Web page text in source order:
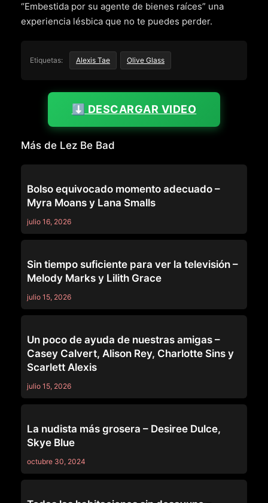
“Embestida por su agente de bienes raíces” una
experiencia lésbica que no te puedes perder.
Etiquetas: Alexis Tae Olive Glass
⬇️ DESCARGAR VIDEO
Más de Lez Be Bad
Bolso equivocado momento adecuado –
Myra Moans y Lana Smalls
julio 16, 2026
Sin tiempo suficiente para ver la televisión –
Melody Marks y Lilith Grace
julio 15, 2026
Un poco de ayuda de nuestras amigas –
Casey Calvert, Alison Rey, Charlotte Sins y
Scarlett Alexis
julio 15, 2026
La nudista más grosera – Desiree Dulce,
Skye Blue
octubre 30, 2024